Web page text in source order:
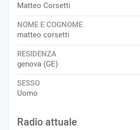
Matteo Corsetti
NOME E COGNOME
matteo corsetti
RESIDENZA
genova (GE)
SESSO
Uomo
Radio attuale